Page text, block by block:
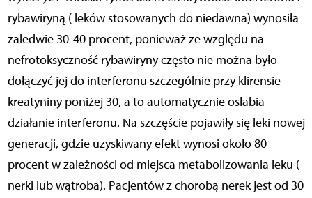
rybawiryną ( leków stosowanych do niedawna) wynosiła
zaledwie 30-40 procent, ponieważ ze względu na
nefrotoksyczność rybawiryny często nie można było
dołączyć jej do interferonu szczególnie przy klirensie
kreatyniny poniżej 30, a to automatycznie osłabia
działanie interferonu. Na szczęście pojawiły się leki nowej
generacji, gdzie uzyskiwany efekt wynosi około 80
procent w zależności od miejsca metabolizowania leku (
nerki lub wątroba). Pacjentów z chorobą nerek jest od 30